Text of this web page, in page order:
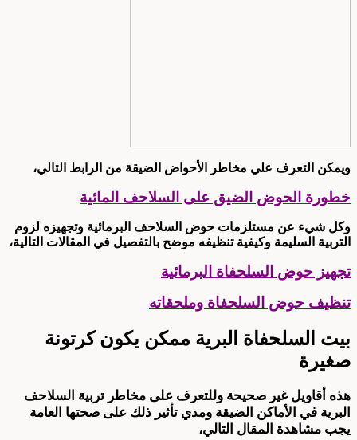
ويمكن التعرف علي مخاطر الأحواض الضيقة من الرابط التالي،
خطورة الحوض الضيق على السلاحف المائية
وكل شيء عن مستلزمات حوض السلاحف البرمائية وتجهيزه لزوم
التربية السليمة وكيفية تنظيفه موضح بالتفصيل في المقالات التالية،
تجهيز حوض السلحفاة البرمائية
تنظيف حوض السلحفاة وملحقاته
بيت السلحفاة البرية ممكن يكون كرتونة
صغيرة
هذه أقاويل غير صحيحة وللتعرف على مخاطر تربية السلاحف
البرية في الأماكن الضيقة ومدي تأثير ذلك على صحتها العامة
يجب مشاهدة المقال التالي،